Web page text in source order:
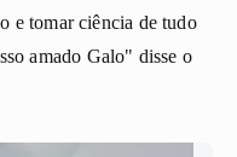
e tomar ciência de tudo
amado Galo" disse o